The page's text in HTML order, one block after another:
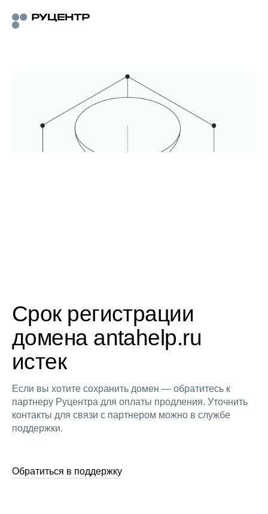
Срок регистрации
домена antahelp.ru
истек
Если вы хотите сохранить домен — обратитесь к
партнеру Руцентра для оплаты продления. Уточнить
контакты для связи с партнером можно в службе
поддержки.
Обратиться в поддержку